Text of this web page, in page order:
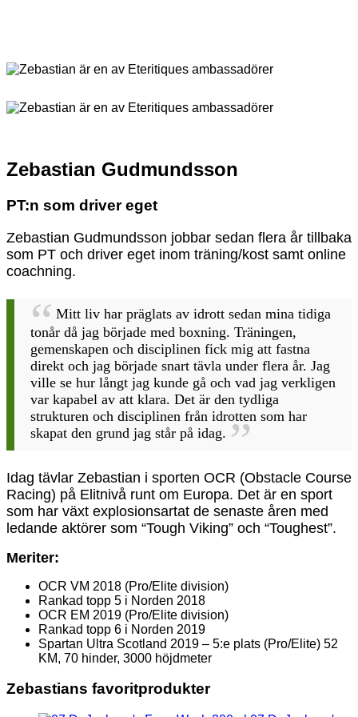
Zebastian Gudmundsson
PT:n som driver eget
Zebastian Gudmundsson jobbar sedan flera år tillbaka
som PT och driver eget inom träning/kost samt online
coachning.
Mitt liv har präglats av idrott sedan mina tidiga
tonår då jag började med boxning. Träningen,
gemenskapen och disciplinen fick mig att fastna
direkt och jag började snart tävla under flera år. Jag
ville se hur långt jag kunde gå och vad jag verkligen
var kapabel av att klara. Det är den tydliga
strukturen och disciplinen från idrotten som har
skapat den grund jag står på idag.
Idag tävlar Zebastian i sporten OCR (Obstacle Course
Racing) på Elitnivå runt om Europa. Det är en sport
som har växt explosionsartat de senaste åren med
ledande aktörer som “Tough Viking” och “Toughest”.
Meriter:
OCR VM 2018 (Pro/Elite division)
Rankad topp 5 i Norden 2018
OCR EM 2019 (Pro/Elite division)
Rankad topp 6 i Norden 2019
Spartan Ultra Scotland 2019 – 5:e plats (Pro/Elite) 52
KM, 70 hinder, 3000 höjdmeter
Zebastians favoritprodukter